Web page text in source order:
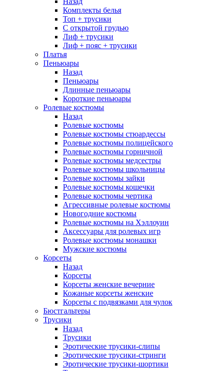
Комплекты белья
Топ + трусики
С открытой грудью
Лиф + трусики
Лиф + пояс + трусики
Платья
Пеньюары
Назад
Пеньюары
Длинные пеньюары
Короткие пеньюары
Ролевые костюмы
Назад
Ролевые костюмы
Ролевые костюмы стюардессы
Ролевые костюмы полицейского
Ролевые костюмы горничной
Ролевые костюмы медсестры
Ролевые костюмы школьницы
Ролевые костюмы зайки
Ролевые костюмы кошечки
Ролевые костюмы чертика
Агрессивные ролевые костюмы
Новогодние костюмы
Ролевые костюмы на Хэллоуин
Аксессуары для ролевых игр
Ролевые костюмы монашки
Мужские костюмы
Корсеты
Назад
Корсеты
Корсеты женские вечерние
Кожаные корсеты женские
Корсеты с подвязками для чулок
Бюстгальтеры
Трусики
Назад
Трусики
Эротические трусики-слипы
Эротические трусики-стринги
Эротические трусики-шортики